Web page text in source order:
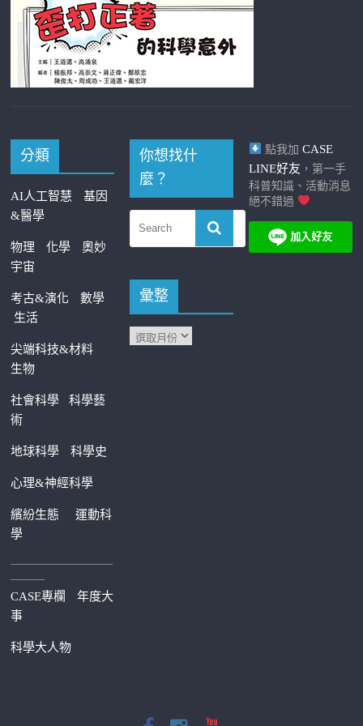
分類
AI人工智慧
基因
&醫學
物理 化學
奧妙
宇宙
考古&演化
數學
生活
尖端科技&材料
生物
社會科學科學藝
術
地球科學 科學史
心理&神經科學
繽紛生態運動科
學
—————————
———
CASE專欄
年度大
事
科學大人物
你想找什
麼？
彙整
點我加 CASE
LINE好友 ，第一手
科普知識、活動消息
絕不錯過